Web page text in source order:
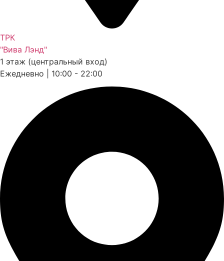
ТРК
"Вива Лэнд"
1 этаж (центральный вход)
Ежедневно | 10:00 - 22:00